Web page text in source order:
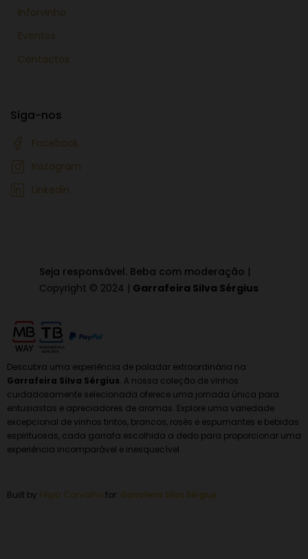
Inforvinho
Eventos
Contactos
Siga-nos
Facebook
Instagram
Linkedin
Seja responsável. Beba com moderação |
Copyright © 2024 | Garrafeira Silva Sérgius
Descubra uma experiência de paladar extraordinária na
Garrafeira Silva Sérgius. A nossa coleção de vinhos
cuidadosamente selecionada oferece uma jornada única para
entusiastas e apreciadores de aromas. Explore uma variedade
excepcional de vinhos tintos, brancos, rosés e espumantes e bebidas
espirituosas, cada garrafa escolhida a dedo para proporcionar uma
experiência incomparável e inesquecível.
Built by Filipa Carvalhofor: Garrafeira Silva Sérgius